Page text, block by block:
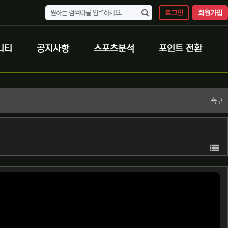
로그인 회원가입
티 공지사항 스포츠분석 포인트 전환
축구
목